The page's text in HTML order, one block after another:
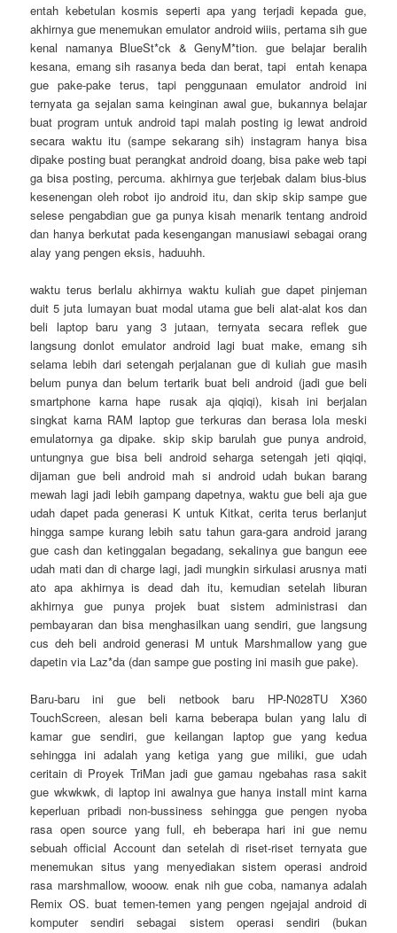
entah kebetulan kosmis seperti apa yang terjadi kepada gue,
akhirnya gue menemukan emulator android wiiis, pertama sih gue
kenal namanya BlueSt*ck & GenyM*tion. gue belajar beralih
kesana, emang sih rasanya beda dan berat, tapi entah kenapa
gue pake-pake terus, tapi penggunaan emulator android ini
ternyata ga sejalan sama keinginan awal gue, bukannya belajar
buat program untuk android tapi malah posting ig lewat android
secara waktu itu (sampe sekarang sih) instagram hanya bisa
dipake posting buat perangkat android doang, bisa pake web tapi
ga bisa posting, percuma. akhirnya gue terjebak dalam bius-bius
kesenengan oleh robot ijo android itu, dan skip skip sampe gue
selese pengabdian gue ga punya kisah menarik tentang android
dan hanya berkutat pada kesengangan manusiawi sebagai orang
alay yang pengen eksis, haduuhh.
waktu terus berlalu akhirnya waktu kuliah gue dapet pinjeman
duit 5 juta lumayan buat modal utama gue beli alat-alat kos dan
beli laptop baru yang 3 jutaan, ternyata secara reflek gue
langsung donlot emulator android lagi buat make, emang sih
selama lebih dari setengah perjalanan gue di kuliah gue masih
belum punya dan belum tertarik buat beli android (jadi gue beli
smartphone karna hape rusak aja qiqiqi), kisah ini berjalan
singkat karna RAM laptop gue terkuras dan berasa lola meski
emulatornya ga dipake. skip skip barulah gue punya android,
untungnya gue bisa beli android seharga setengah jeti qiqiqi,
dijaman gue beli android mah si android udah bukan barang
mewah lagi jadi lebih gampang dapetnya, waktu gue beli aja gue
udah dapet pada generasi K untuk Kitkat, cerita terus berlanjut
hingga sampe kurang lebih satu tahun gara-gara android jarang
gue cash dan ketinggalan begadang, sekalinya gue bangun eee
udah mati dan di charge lagi, jadi mungkin sirkulasi arusnya mati
ato apa akhirnya is dead dah itu, kemudian setelah liburan
akhirnya gue punya projek buat sistem administrasi dan
pembayaran dan bisa menghasilkan uang sendiri, gue langsung
cus deh beli android generasi M untuk Marshmallow yang gue
dapetin via Laz*da (dan sampe gue posting ini masih gue pake).
Baru-baru ini gue beli netbook baru HP-N028TU X360
TouchScreen, alesan beli karna beberapa bulan yang lalu di
kamar gue sendiri, gue keilangan laptop gue yang kedua
sehingga ini adalah yang ketiga yang gue miliki, gue udah
ceritain di Proyek TriMan jadi gue gamau ngebahas rasa sakit
gue wkwkwk, di laptop ini awalnya gue hanya install mint karna
keperluan pribadi non-bussiness sehingga gue pengen nyoba
rasa open source yang full, eh beberapa hari ini gue nemu
sebuah official Account dan setelah di riset-riset ternyata gue
menemukan situs yang menyediakan sistem operasi android
rasa marshmallow, wooow. enak nih gue coba, namanya adalah
Remix OS. buat temen-temen yang pengen ngejajal android di
komputer sendiri sebagai sistem operasi sendiri (bukan